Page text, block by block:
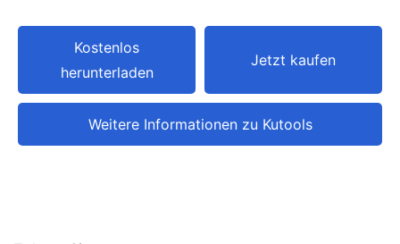
Kostenlos
herunterladen
Jetzt kaufen
Weitere Informationen zu Kutools